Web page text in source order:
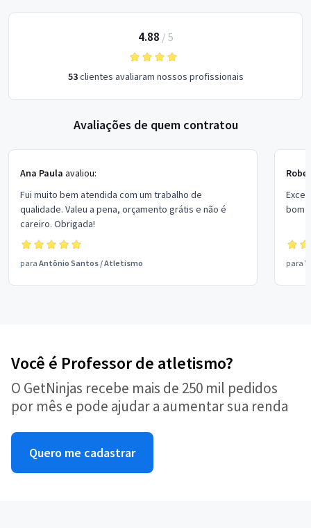
4.88 / 5
53clientes avaliaram nossos profissionais
Avaliações de quem contratou
Ana Paula avaliou:
Fui muito bem atendida com um trabalho de
qualidade. Valeu a pena, orçamento grátis e não é
careiro. Obrigada!
para Antônio Santos /Atletismo
bom
para
Você é Professor de atletismo?
O GetNinjas recebe mais de 250 mil pedidos
por mês e pode ajudar a aumentar sua renda
Quero me cadastrar